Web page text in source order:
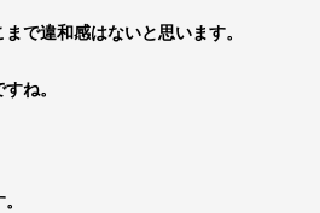
で違和感はないと思います。
ね。